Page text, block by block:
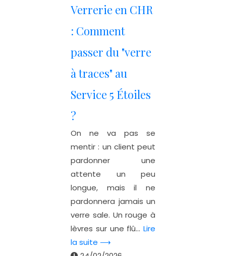
Verrerie en CHR
: Comment
passer du "verre
à traces" au
Service 5 Étoiles
?
On ne va pas se
mentir : un client peut
pardonner une
attente un peu
longue, mais il ne
pardonnera jamais un
verre sale. Un rouge à
lèvres sur une flû... Lire
la suite ⟶